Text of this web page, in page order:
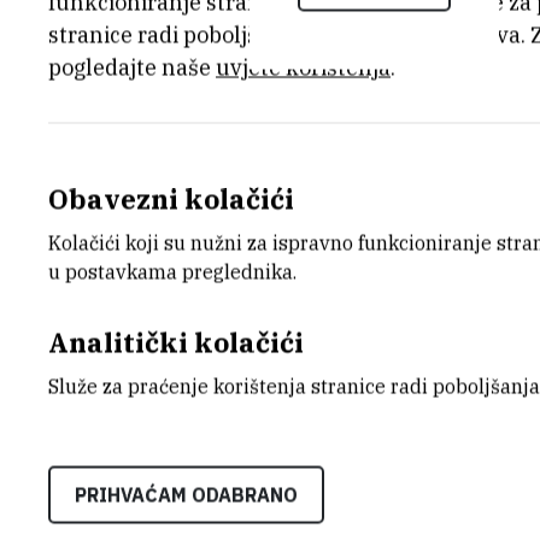
za 2008.
Institut Ruđer Bošković (IRB) stožerna
prirodnih i biomedicinskih znanosti te
zaposlenih rade vrhunski
nekoliko djelatnika, od kojih su neki
namjenski trošilo novac iz projekata u
stranice radi poboljšanja korisničkog iskustva.
pogledajte naše uvjete korištenja.
Obavezni kolačići
Kolačići koji su nužni za ispravno funkcioniranje
u postavkama preglednika.
Analitički kolačići
Služe za praćenje korištenja stranice radi
PRIHVAĆAM ODABRANO